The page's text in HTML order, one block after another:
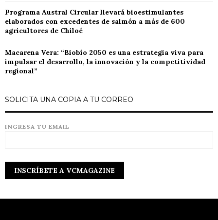
Programa Austral Circular llevará bioestimulantes
elaborados con excedentes de salmón a más de 600
agricultores de Chiloé
Macarena Vera: “Biobío 2050 es una estrategia viva para
impulsar el desarrollo, la innovación y la competitividad
regional”
SOLICITA UNA COPIA A TU CORREO
INGRESA TU EMAIL